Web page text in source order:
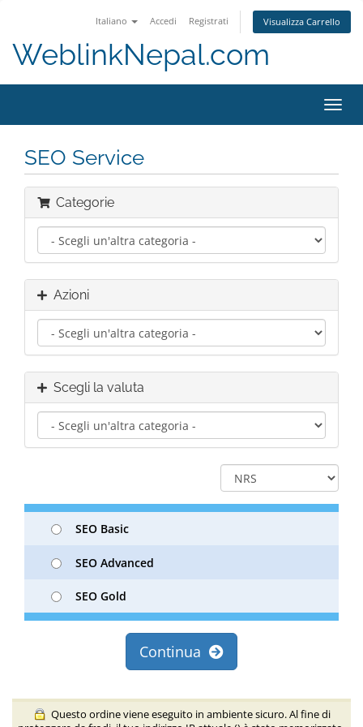
Italiano Accedi Registrati Visualizza Carrello
WeblinkNepal.com
Attiva
SEO Service
Categorie
Azioni
Scegli la valuta
SEO Basic
SEO Advanced
SEO Gold
Continua
Questo ordine viene eseguito in ambiente sicuro. Al fine di